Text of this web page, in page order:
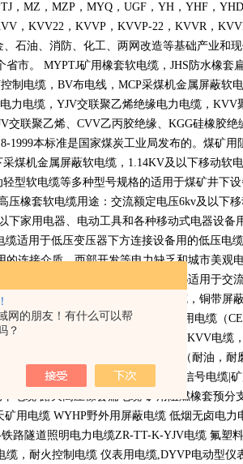
网的朋友！有什么可以帮
？
， MZ ， MZP ， MYQ ， UGF ， YH ， YHF ， YHD
， KVV22 ， KVVP ， KVVP-22 ， KVVR，
石油、消防、化工、两网改造等基础产业和
省市。 MYPTJ矿用橡套软电缆， JHS 防水橡套
控制电缆， BV布电线， MCP采煤机金属屏蔽软电
力电缆， YJV交联聚乙烯绝缘电力电缆， KVV
交联聚乙烯、 CVV乙丙胶绝缘、 KGG硅橡胶绝
1999本标准是国家煤炭工业局发布的。煤矿用
采煤机金属屏蔽软电缆， 1.14KV及以下移动软电
型软电缆等多种型号规格的适用于煤矿井下
压橡套软电缆用途：交流额定电压6kv及以下
下家用电器、电动工具和各种移动式电器设
缆适用于低压变压器下方连接设备用的低压电
连接介质，西部开发等电力缺乏和城市美观
和护套控制电缆执行标准
GB9330-86适用于交
度为
摄氏度它分为铜丝屏蔽电缆，铜带
产品 非国标电缆（布标电缆） 船用电缆（
耐火控制电缆，耐火电力电缆， NH-KVV电缆，
强型电缆（ 电缆） 野外用电缆（耐油，耐
矿用阻燃电缆 矿用通讯电缆 矿用信号电缆
电缆 露天高压橡套扁电缆 矿用阻燃橡套预分
矿用电缆 WYHP野外用屏蔽电缆 低烟无卤电力
铁路隧道照明电力电缆ZR-TT-K-YJV电缆 氟塑
缆，耐火控制电缆 仪表用电缆,DYVP电动型仪